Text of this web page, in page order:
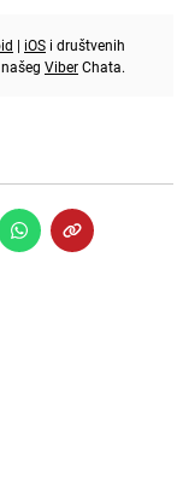
| iOS i društvenih
ViberChata.